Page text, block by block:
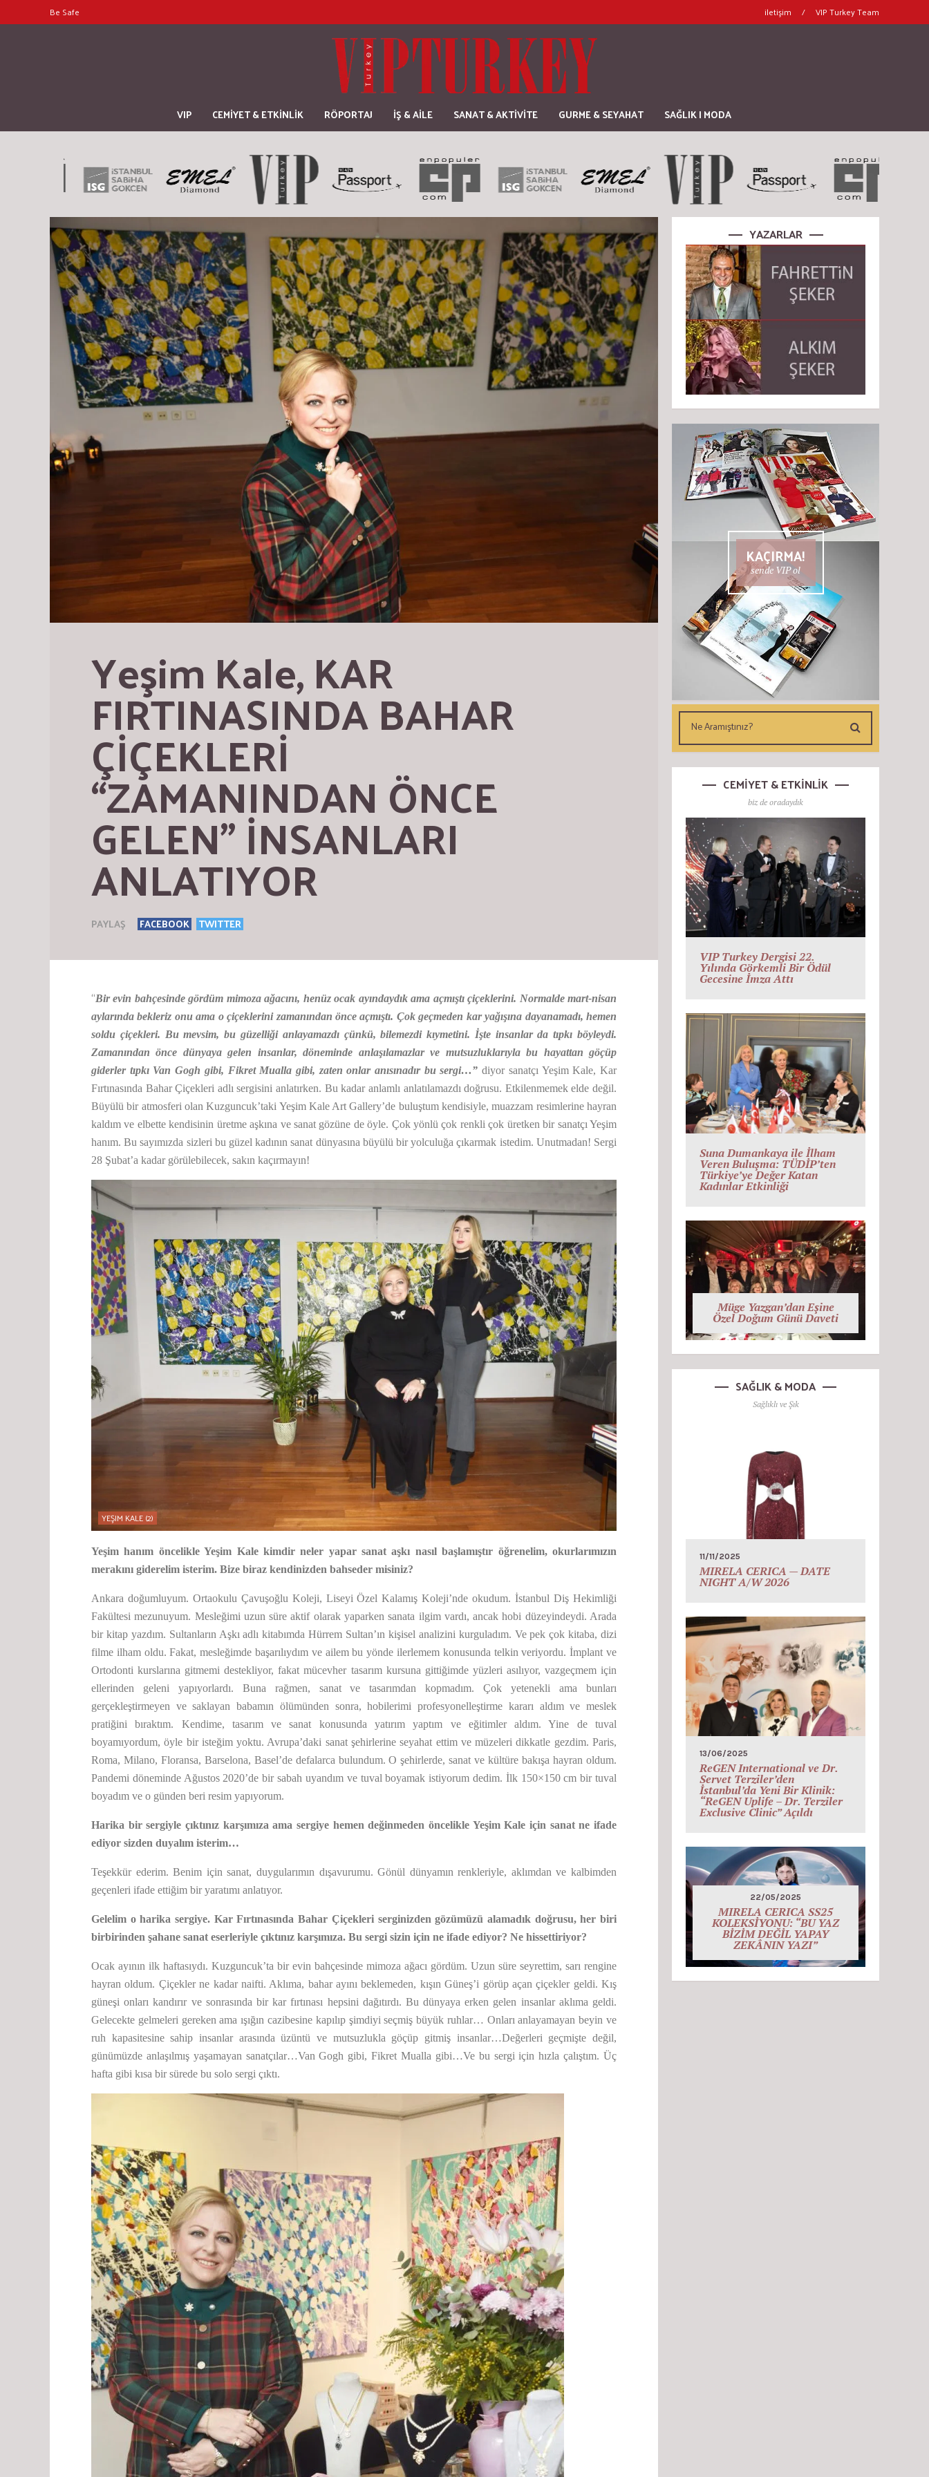
Be Safe iletişim / VIP Turkey Team
VIP CEMİYET & ETKİNLİK RÖPORTAJ İŞ & AİLE SANAT & AKTİVİTE GURME & SEYAHAT SAĞLIK | MODA
Yeşim Kale, KAR
FIRTINASINDA BAHAR
ÇİÇEKLERİ
“ZAMANINDAN ÖNCE
GELEN” İNSANLARI
ANLATIYOR
PAYLAŞ FACEBOOK TWITTER
“Bir evin bahçesinde gördüm mimoza ağacını, henüz ocak ayındaydık ama açmıştı çiçeklerini. Normalde mart-nisan
aylarında bekleriz onu ama o çiçeklerini zamanından önce açmıştı. Çok geçmeden kar yağışına dayanamadı, hemen
soldu çiçekleri. Bu mevsim, bu güzelliği anlayamazdı çünkü, bilemezdi kıymetini. İşte insanlar da tıpkı böyleydi.
Zamanından önce dünyaya gelen insanlar, döneminde anlaşılamazlar ve mutsuzluklarıyla bu hayattan göçüp
giderler tıpkı Van Gogh gibi, Fikret Mualla gibi, zaten onlar anısınadır bu sergi…” diyor sanatçı Yeşim Kale, Kar
Fırtınasında Bahar Çiçekleri adlı sergisini anlatırken. Bu kadar anlamlı anlatılamazdı doğrusu. Etkilenmemek elde değil.
Büyülü bir atmosferi olan Kuzguncuk’taki Yeşim Kale Art Gallery’de buluştum kendisiyle, muazzam resimlerine hayran
kaldım ve elbette kendisinin üretme aşkına ve sanat gözüne de öyle. Çok yönlü çok renkli çok üretken bir sanatçı Yeşim
hanım. Bu sayımızda sizleri bu güzel kadının sanat dünyasına büyülü bir yolculuğa çıkarmak istedim. Unutmadan! Sergi
28 Şubat’a kadar görülebilecek, sakın kaçırmayın!
YEŞIM KALE (2)
Yeşim hanım öncelikle Yeşim Kale kimdir neler yapar sanat aşkı nasıl başlamıştır öğrenelim, okurlarımızın
merakını giderelim isterim. Bize biraz kendinizden bahseder misiniz?
Ankara doğumluyum. Ortaokulu Çavuşoğlu Koleji, Liseyi Özel Kalamış Koleji’nde okudum. İstanbul Diş Hekimliği
Fakültesi mezunuyum. Mesleğimi uzun süre aktif olarak yaparken sanata ilgim vardı, ancak hobi düzeyindeydi. Arada
bir kitap yazdım. Sultanların Aşkı adlı kitabımda Hürrem Sultan’ın kişisel analizini kurguladım. Ve pek çok kitaba, dizi
filme ilham oldu. Fakat, mesleğimde başarılıydım ve ailem bu yönde ilerlemem konusunda telkin veriyordu. İmplant ve
Ortodonti kurslarına gitmemi destekliyor, fakat mücevher tasarım kursuna gittiğimde yüzleri asılıyor, vazgeçmem için
ellerinden geleni yapıyorlardı. Buna rağmen, sanat ve tasarımdan kopmadım. Çok yetenekli ama bunları
gerçekleştirmeyen ve saklayan babamın ölümünden sonra, hobilerimi profesyonelleştirme kararı aldım ve meslek
pratiğini bıraktım. Kendime, tasarım ve sanat konusunda yatırım yaptım ve eğitimler aldım. Yine de tuval
boyamıyordum, öyle bir isteğim yoktu. Avrupa’daki sanat şehirlerine seyahat ettim ve müzeleri dikkatle gezdim. Paris,
Roma, Milano, Floransa, Barselona, Basel’de defalarca bulundum. O şehirlerde, sanat ve kültüre bakışa hayran oldum.
Pandemi döneminde Ağustos 2020’de bir sabah uyandım ve tuval boyamak istiyorum dedim. İlk 150×150 cm bir tuval
boyadım ve o günden beri resim yapıyorum.
Harika bir sergiyle çıktınız karşımıza ama sergiye hemen değinmeden öncelikle Yeşim Kale için sanat ne ifade
ediyor sizden duyalım isterim…
Teşekkür ederim. Benim için sanat, duygularımın dışavurumu. Gönül dünyamın renkleriyle, aklımdan ve kalbimden
geçenleri ifade ettiğim bir yaratımı anlatıyor.
Gelelim o harika sergiye. Kar Fırtınasında Bahar Çiçekleri serginizden gözümüzü alamadık doğrusu, her biri
birbirinden şahane sanat eserleriyle çıktınız karşımıza. Bu sergi sizin için ne ifade ediyor? Ne hissettiriyor?
Ocak ayının ilk haftasıydı. Kuzguncuk’ta bir evin bahçesinde mimoza ağacı gördüm. Uzun süre seyrettim, sarı rengine
hayran oldum. Çiçekler ne kadar naifti. Aklıma, bahar ayını beklemeden, kışın Güneş’i görüp açan çiçekler geldi. Kış
güneşi onları kandırır ve sonrasında bir kar fırtınası hepsini dağıtırdı. Bu dünyaya erken gelen insanlar aklıma geldi.
Gelecekte gelmeleri gereken ama ışığın cazibesine kapılıp şimdiyi seçmiş büyük ruhlar… Onları anlayamayan beyin ve
ruh kapasitesine sahip insanlar arasında üzüntü ve mutsuzlukla göçüp gitmiş insanlar…Değerleri geçmişte değil,
günümüzde anlaşılmış yaşamayan sanatçılar…Van Gogh gibi, Fikret Mualla gibi…Ve bu sergi için hızla çalıştım. Üç
hafta gibi kısa bir sürede bu solo sergi çıktı.
YAZARLAR
KAÇIRMA!
sende VIP ol
CEMİYET & ETKİNLİK
biz de oradaydık
VIP Turkey Dergisi 22.
Yılında Görkemli Bir Ödül
Gecesine İmza Attı
Suna Dumankaya ile İlham
Veren Buluşma: TÜDİP’ten
Türkiye’ye Değer Katan
Kadınlar Etkinliği
Müge Yazgan’dan Eşine
Özel Doğum Günü Daveti
SAĞLIK & MODA
Sağlıklı ve Şık
11/11/2025
MIRELA CERICA — DATE
NIGHT A/W 2026
13/06/2025
ReGEN International ve Dr.
Servet Terziler’den
İstanbul’da Yeni Bir Klinik:
“ReGEN Uplife – Dr. Terziler
Exclusive Clinic” Açıldı
22/05/2025
MIRELA CERICA SS25
KOLEKSİYONU: “BU YAZ
BİZİM DEĞİL YAPAY
ZEKÂNIN YAZI”